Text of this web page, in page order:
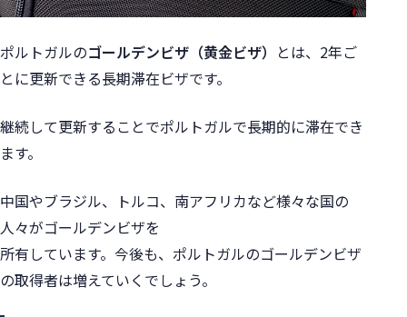
ポルトガルのゴールデンビザ（黄金ビザ） とは、 2年ご
とに更新できる長期滞在ビザです。
継続して更新することでポルトガルで長期的に滞在でき
ます。
中国やブラジル、トルコ、南アフリカなど様々な国の
人々がゴールデンビザを
所有しています。今後も、ポルトガルのゴールデンビザ
の取得者は増えていくでしょう。